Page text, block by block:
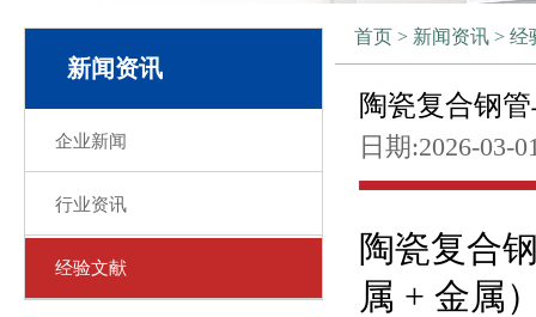
首页 > 新闻资讯 > 经
陶瓷复合钢
日期:2026-03-
陶瓷复合
属 + 金属
新闻资讯
企业新闻
行业资讯
经验文献